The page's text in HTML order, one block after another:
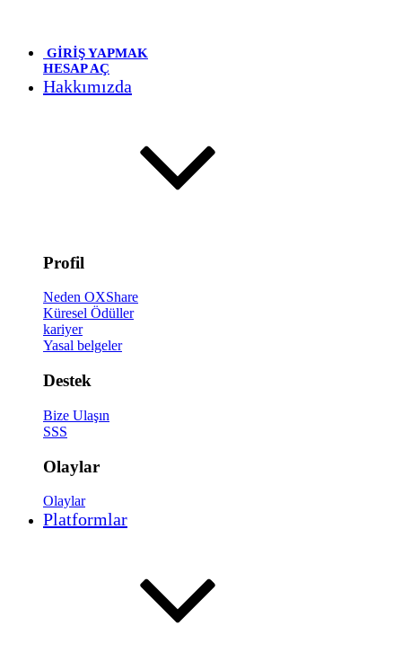
GİRİŞ YAPMAK
HESAP AÇ
Hakkımızda
Profil
Neden OXShare
Küresel Ödüller
kariyer
Yasal belgeler
Destek
Bize Ulaşın
SSS
Olaylar
Olaylar
Platformlar